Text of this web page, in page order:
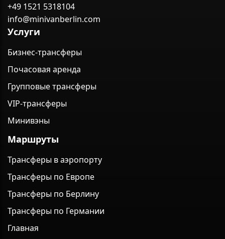
+49 1521 5318104
info@minivanberlin.com
Услуги
Бизнес-трансферы
Почасовая аренда
Групповые трансферы
VIP-трансферы
Минивэны
Маршруты
Трансферы в аэропорту
Трансферы по Европе
Трансферы по Берлину
Трансферы по Германии
Главная